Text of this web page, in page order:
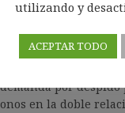
discontínua. En el
que no son
el llamamiento
dos relaciones
por
en la doble
utilizando y
ACEPTAR TODO